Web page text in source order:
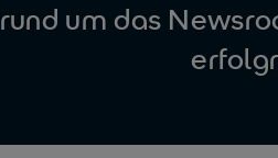
rund um das